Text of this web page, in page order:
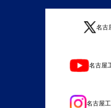
名古
名古屋
名古屋